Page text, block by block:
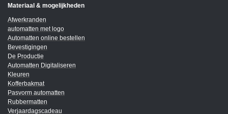
Materiaal & mogelijkheden
Afwerkranden
automatten met logo
Automatten online bestellen
Bevestigingen
De Productie
Automatten Digitaliseren
Kleuren
Kofferbakmat
Pasvorm automatten
Rubbermatten
Verjaardagscadeau